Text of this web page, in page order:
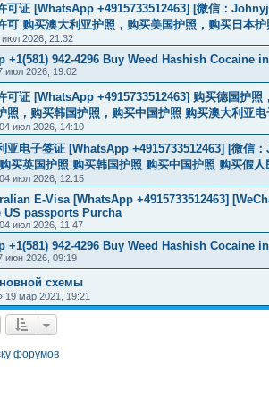
可证 [WhatsApp +4915733512463] [微信：
可 购买澳大利亚护照，购买美国护照，购买日本
июл 2026, 21:32
+1(581) 942-4296 Buy Weed Hashish Cocaine
июл 2026, 19:02
可证 [WhatsApp +4915733512463] 购买德国护照
照，购买韩国护照，购买中国护照 购买澳大利亚
04 июл 2026, 14:10
亚电子签证 [WhatsApp +4915733512463] [微信
买英国护照 购买韩国护照 购买中国护照 购买假
04 июл 2026, 12:15
E-Visa [WhatsApp +4915733512463]
US passports Purcha
04 июл 2026, 11:47
+1(581) 942-4296 Buy Weed Hashish Cocaine
июн 2026, 09:19
схемы
19 мар 2021, 19:21
форумов